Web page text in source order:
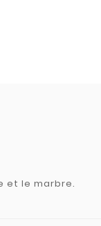
et le marbre.